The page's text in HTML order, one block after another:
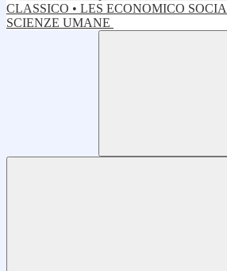
CLASSICO • LES ECONOMICO
SCIENZE UMANE